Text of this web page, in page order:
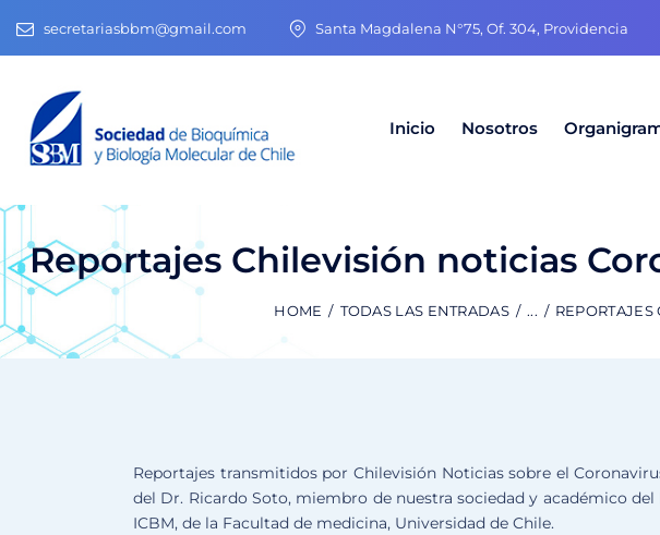
secretariasbbm@gmail.com Santa Magdalena N°75, Of. 304, Providencia
Inicio Nosotros
Reportajes Chilevisión noticias
HOME TODAS LAS ENTRADAS ...
Reportajes transmitidos por Chilevisión Noticias sobre el
del Dr. Ricardo Soto, miembro de nuestra sociedad y académico
ICBM, de la Facultad de medicina, Universidad de Chile.